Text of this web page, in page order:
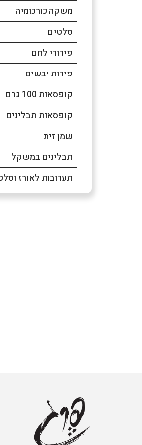
משקה כורכומיה
סלטים
פירורי לחם
פירות יבשים
קופסאות 100 גרם
קופסאות תבלינים
שמן זית
תבלינים במשקל
תערובות לאורז